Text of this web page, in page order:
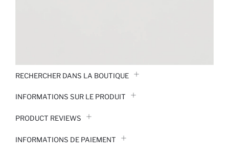
RECHERCHER DANS LA BOUTIQUE
INFORMATIONS SUR LE PRODUIT
PRODUCT REVIEWS
INFORMATIONS DE PAIEMENT